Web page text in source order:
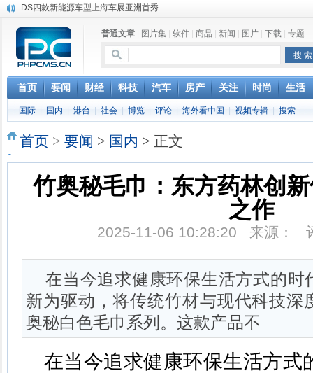
苹果与高通和解 英特尔失去重要移动客户
小米高管：虽然高通与苹果和解，但5G iPhone最快明年下半年发布
iOS 13加入黑暗模式 多功能加持6月份见
高通与苹果达成和解，双方达成6年许可协议
巴黎圣母院大火肆虐，人类文明的一场浩劫
奔驰维权女车主捅出了一个最大的瓜
苹果MacOS曝新功能：将iPad作为拓展屏
普通文章 图片集 软件 商品 新闻 图片 下载 专题
首页 要闻 财经 科技 汽车 房产 关注 时尚 生活
国际 国内 港台 社会 博览 评论 海外看中国 视频专辑 搜索
首页 > 要闻 > 国内 > 正文
竹奥秘毛巾：东方药林创
之作
2025-11-06 10:28:20 来源：
在当今追求健康环保生活方式的时
新为驱动，将传统竹材与现代科技深
奥秘白色毛巾系列。这款产品不
在当今追求健康环保生活方式